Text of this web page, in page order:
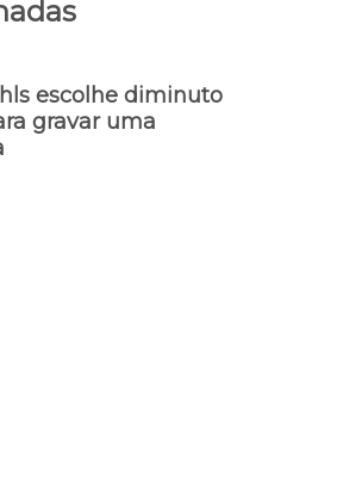
escolhe diminuto
gravar uma